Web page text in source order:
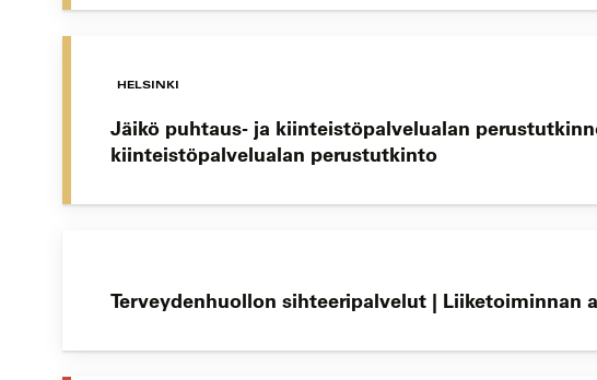
HELSINKI
Jäikö puhtaus- ja kiinteistöpalvelualan
kiinteistöpalvelualan perustutkinto
Terveydenhuollon sihteeripalvelut | Liiketoiminnan